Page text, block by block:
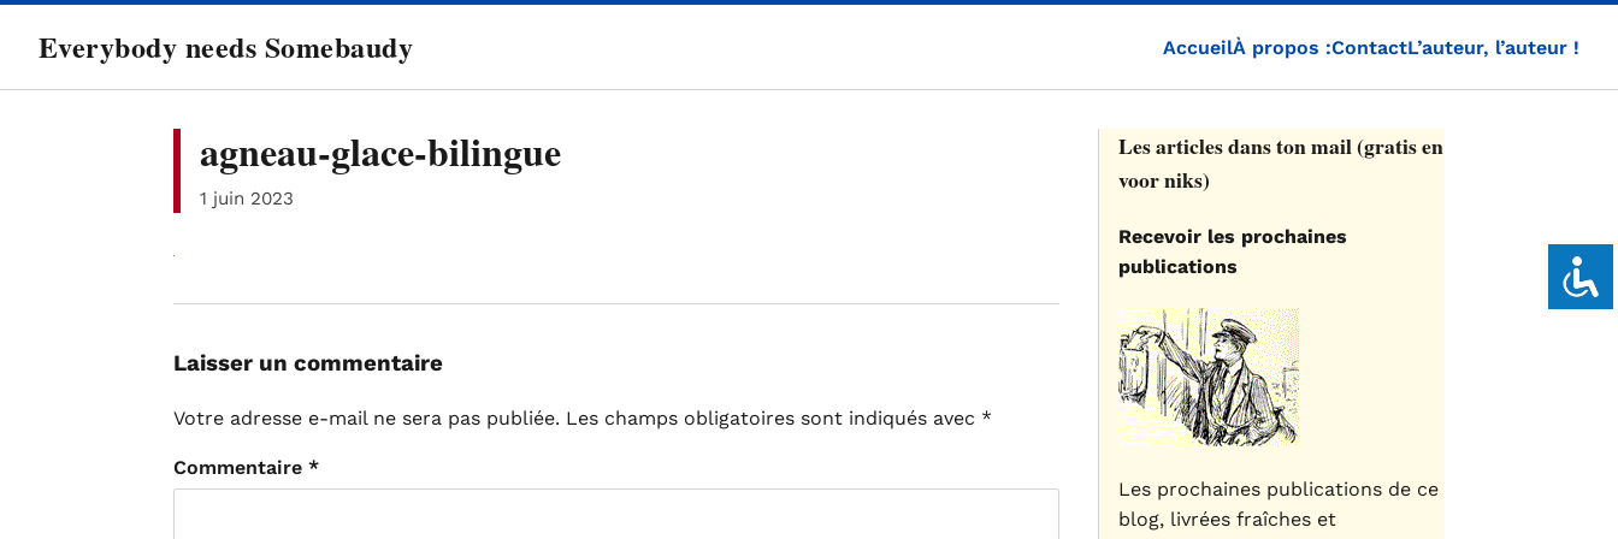
Everybody needs Somebaudy AccueilÀ propos :ContactL’auteur, l’auteur !
agneau-glace-bilingue
1 juin 2023
Laisser un commentaire
Votre adresse e-mail ne sera pas publiée. Les champs obligatoires sont indiqués avec *
Commentaire *
Les articles dans ton mail (gratis en
voor niks)
Recevoir les prochaines
publications
Les prochaines publications de ce
blog, livrées fraîches et